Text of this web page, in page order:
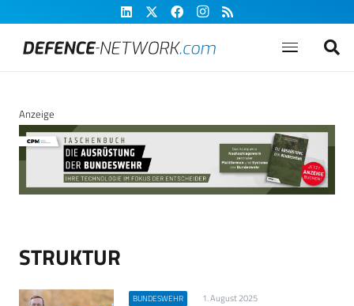
Anzeige
STRUKTUR
BUNDESWEHR 1. August 2025